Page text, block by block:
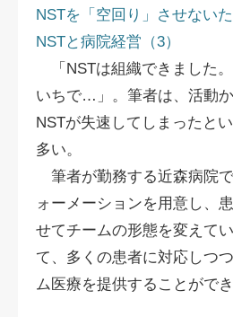
NSTを「空回り」させない
NSTと病院経営（3）
「NSTは組織できました
いちで…」。筆者は、活動か
NSTが失速してしまったと
多い。
筆者が勤務する近森病院
ォーメーションを用意し、
せてチームの形態を変えて
て、多くの患者に対応しつ
ム医療を提供することができ